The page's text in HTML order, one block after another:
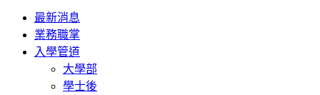
最新消息
業務職掌
入學管道
大學部
學士後